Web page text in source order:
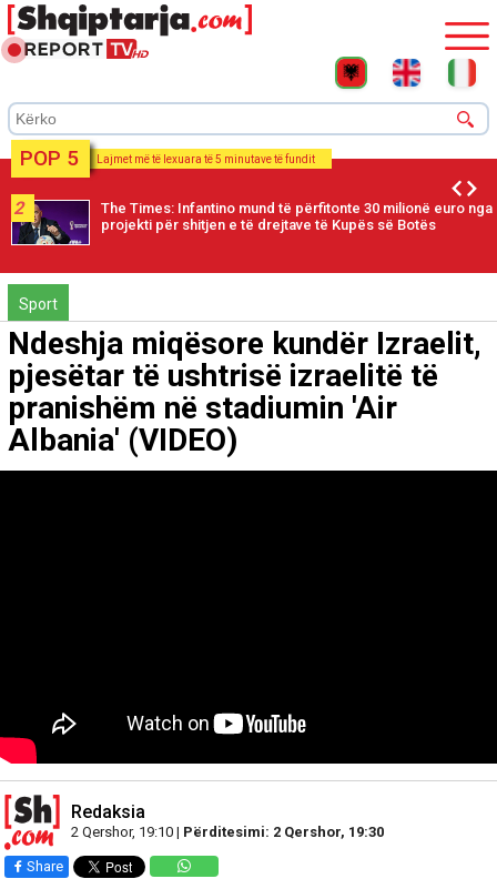
POP 5 Lajmet më të lexuara të 5 minutave të fundit
2
The Times: Infantino mund të përfitonte 30 milionë euro nga
projekti për shitjen e të drejtave të Kupës së Botës
Sport
Ndeshja miqësore kundër Izraelit,
pjesëtar të ushtrisë izraelitë të
pranishëm në stadiumin 'Air
Albania' (VIDEO)
Redaksia
2 Qershor, 19:10 | Përditesimi: 2 Qershor, 19:30
Share